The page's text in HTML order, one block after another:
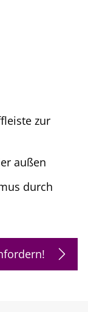
zur
außen
durch